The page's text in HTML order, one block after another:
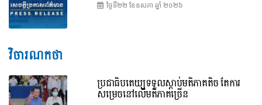
ថ្ងៃទី២២ ខែ​ឧសភា ឆ្នាំ ២០២៦
វិចារណកថា
ប្រជាធិបតេយ្យទទួលស្តាប់មតិភាគតិច តែការ
សម្រេចនៅលើមតិភាគច្រើន